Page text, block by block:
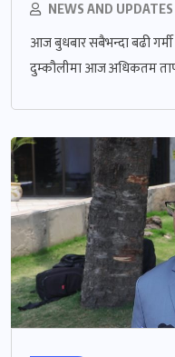
NEWS AND UPDATES
आज बुधबार सबैभन्दा बढी
दुम्कौलीमा आज अधिकतम